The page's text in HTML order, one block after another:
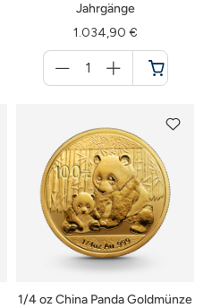
Jahrgänge
1.034,90 €
für
Warenkorb
1/4 oz China Panda Goldmünze